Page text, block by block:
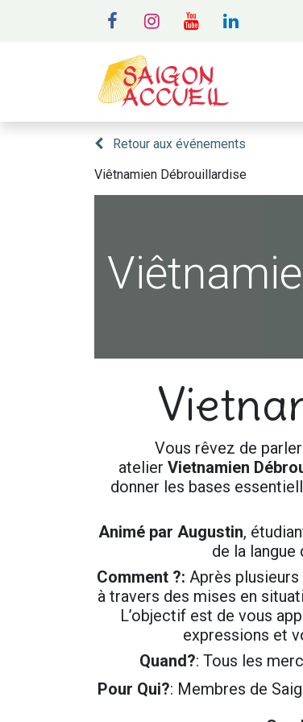
Retour aux événements
Viêtnamien Débrouillardise
Vous rêvez de
atelier Vietnamien
donner les bases
Animé par Augustin,
de la
Comment ?: Après
à travers des mises en
L’objectif est de vous
expressions et
Quand?: Tous les
Pour Qui?: Membres de